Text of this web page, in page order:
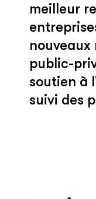
meilleur
public-
soutien à
suivi des